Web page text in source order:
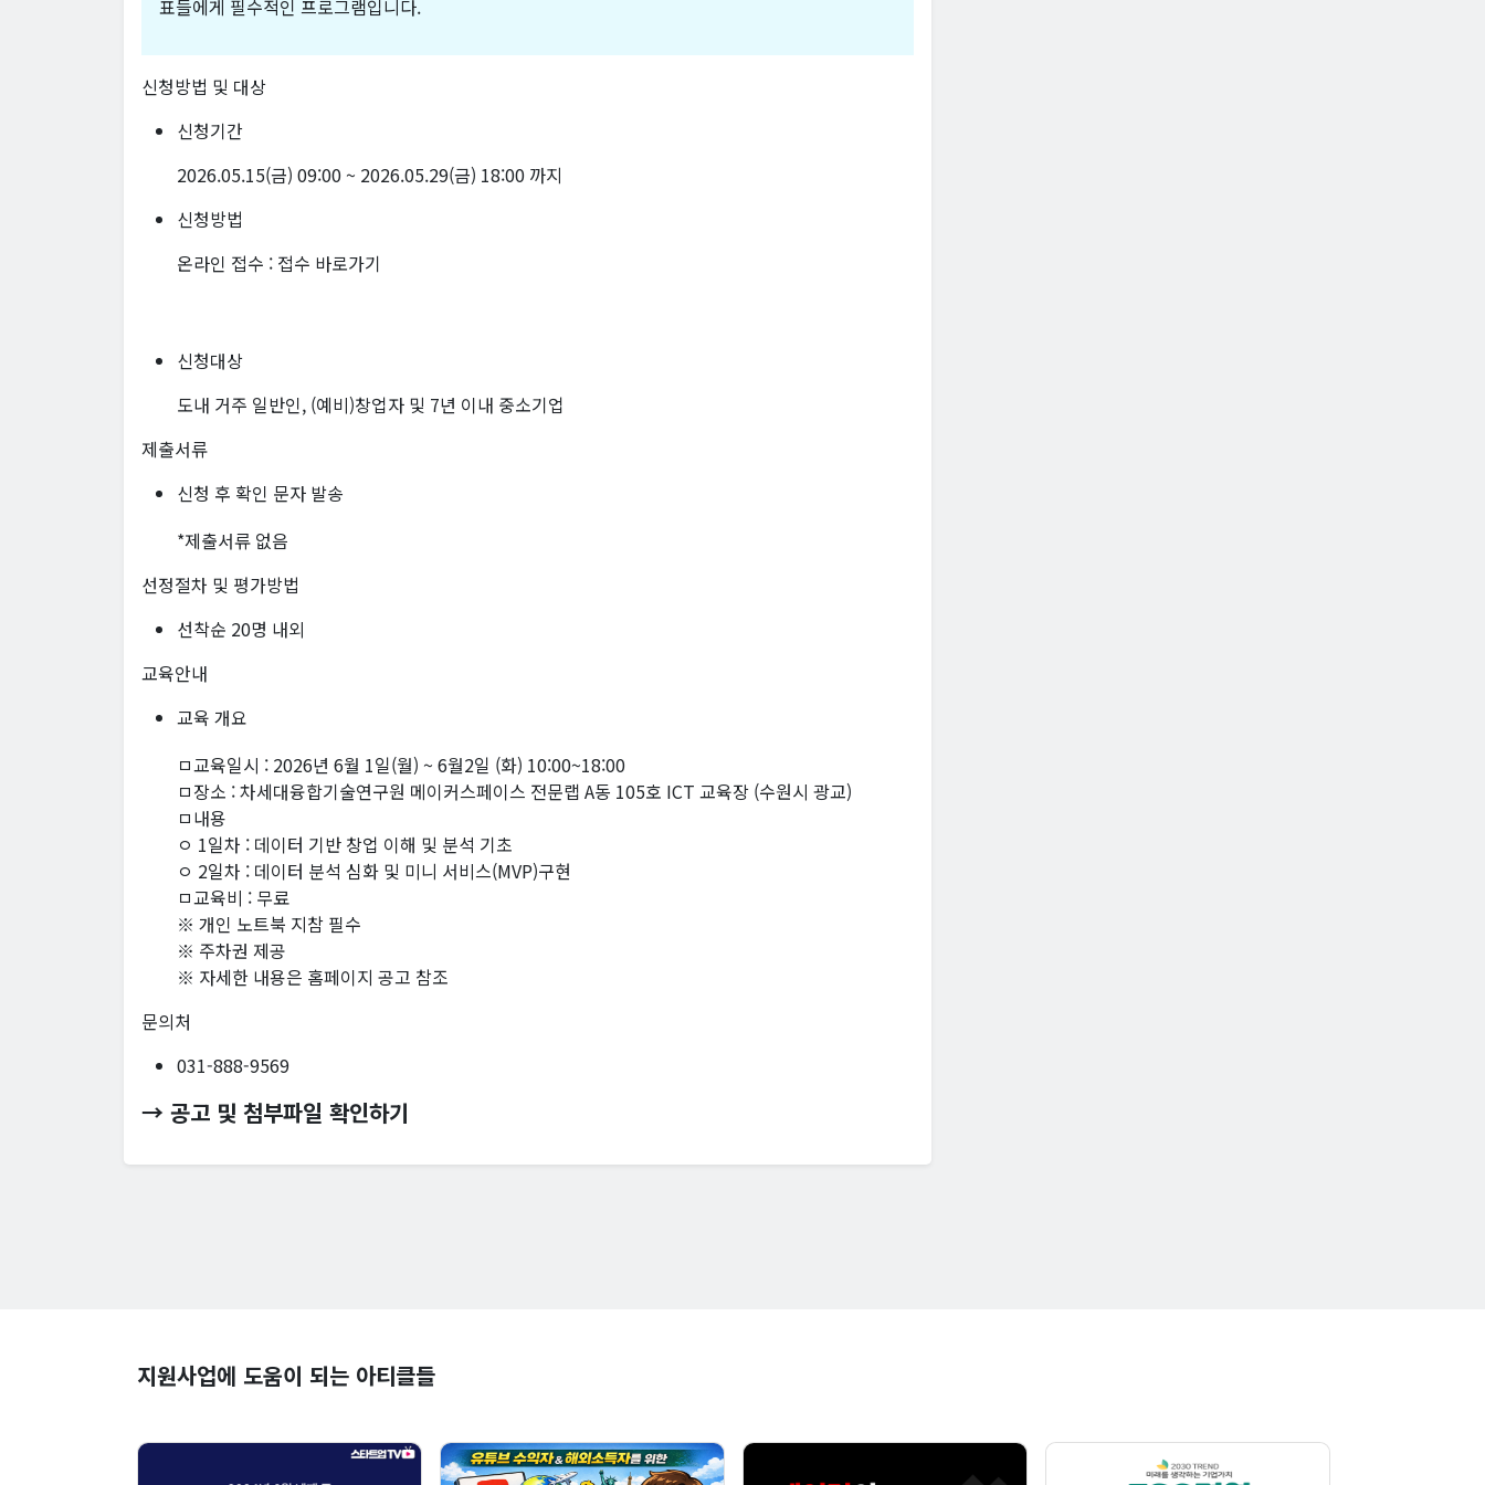
표들에게 필수적인 프로그램입니다.
신청방법 및 대상
신청기간
2026.05.15(금) 09:00 ~ 2026.05.29(금) 18:00 까지
신청방법
온라인 접수 : 접수 바로가기
신청대상
도내 거주 일반인, (예비)창업자 및 7년 이내 중소기업
제출서류
신청 후 확인 문자 발송
*제출서류 없음
선정절차 및 평가방법
선착순 20명 내외
교육안내
교육 개요
ㅁ교육일시 : 2026년 6월 1일(월) ~ 6월2일 (화) 10:00~18:00
ㅁ장소 : 차세대융합기술연구원 메이커스페이스 전문랩 A동 105호 ICT 교육장 (수원시 광교)
ㅁ내용
ㅇ 1일차 : 데이터 기반 창업 이해 및 분석 기초
ㅇ 2일차 : 데이터 분석 심화 및 미니 서비스(MVP)구현
ㅁ교육비 : 무료
※ 개인 노트북 지참 필수
※ 주차권 제공
※ 자세한 내용은 홈페이지 공고 참조
문의처
031-888-9569
→ 공고 및 첨부파일 확인하기
지원사업에 도움이 되는 아티클들